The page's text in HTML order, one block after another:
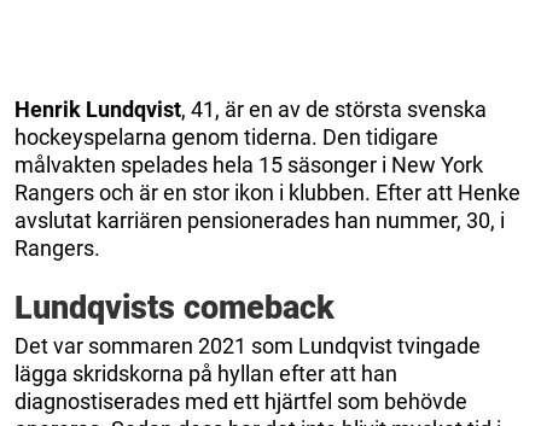
Henrik Lundqvist, 41, är en av de största svenska
hockeyspelarna genom tiderna. Den tidigare
målvakten spelades hela 15 säsonger i New York
Rangers och är en stor ikon i klubben. Efter att Henke
avslutat karriären pensionerades han nummer, 30, i
Rangers.
Lundqvists comeback
Det var sommaren 2021 som Lundqvist tvingade
lägga skridskorna på hyllan efter att han
diagnostiserades med ett hjärtfel som behövde